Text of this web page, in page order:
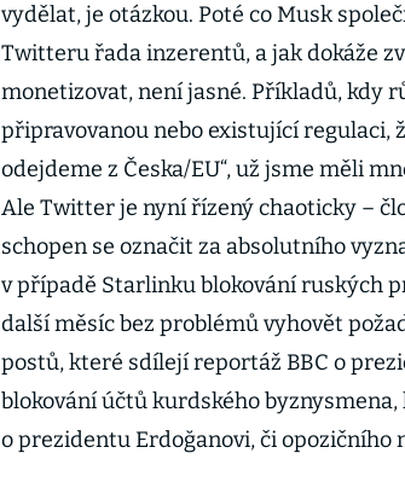
vydělat, je otázkou. Poté co Musk
Twitteru řada inzerentů, a jak dokáže
monetizovat, není jasné. Příkladů, kdy
připravovanou nebo existující regulaci,
odejdeme z Česka/EU“, už jsme měli
Ale Twitter je nyní řízený chaoticky –
schopen se označit za absolutního
v případě Starlinku blokování ruských
další měsíc bez problémů vyhovět
postů, které sdílejí reportáž BBC o
blokování účtů kurdského
o prezidentu Erdoğanovi, či opozičního